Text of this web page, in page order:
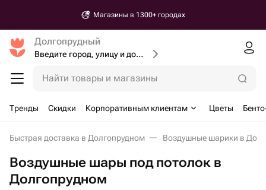
Магазины в 1300+ городах
Долгопрудный
Введите город, улицу и дом доставки
Найти товары и магазины
Тренды Скидки Корпоративным клиентам Цветы
Быстрая доставка в Долгопрудном Воздушные шарики в
Воздушные шары под потолок в
Долгопрудном